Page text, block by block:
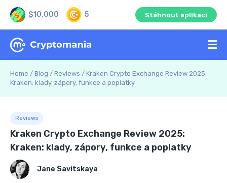
$10,000 5 Stáhnout aplikaci
Home / Blog / Reviews / Kraken Crypto Exchange Review 2025:
Kraken: klady, zápory, funkce a poplatky
Reviews
Kraken Crypto Exchange Review 2025:
Kraken: klady, zápory, funkce a poplatky
Jane Savitskaya